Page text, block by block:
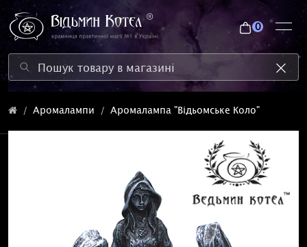
0
Аромалампи Аромалампа "Відьомське Коло"